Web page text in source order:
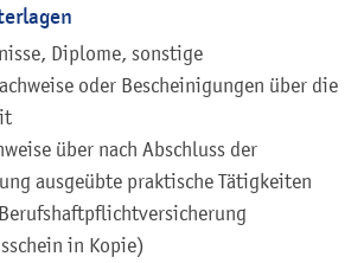
Diplome, sonstige
oder Bescheinigungen über die
über nach Abschluss der
ausgeübte praktische Tätigkeiten
in Kopie)